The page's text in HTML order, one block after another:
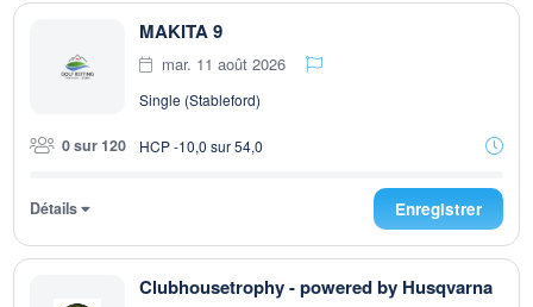
MAKITA 9
mar. 11 août 2026
Single (Stableford)
0 sur 120 HCP -10,0 sur 54,0
Détails Enregistrer
Clubhousetrophy - powered by Husqvarna